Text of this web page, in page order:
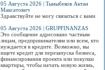
05 Августа 2026 | Тыныбеков Актан
Максатович
Здравствуйте не могу связаться с вами
05 Августа 2026 | GRUPFINANZAS
Это сообщение адресовано частным
лицам, предпринимателям или всем, кто
нуждается в кредите. Возможно, вы
ищете кредит для перезапуска бизнеса,
финансирования проекта или покупки
квартиры, чтобы начать новую жизнь,